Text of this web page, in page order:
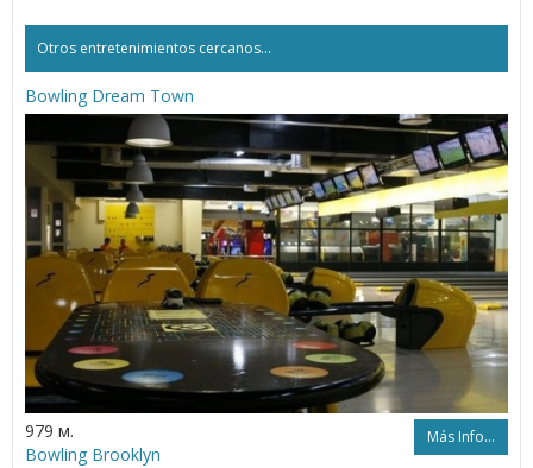
Otros entretenimientos cercanos...
Bowling Dream Town
979 м. Más Info...
Bowling Brooklyn